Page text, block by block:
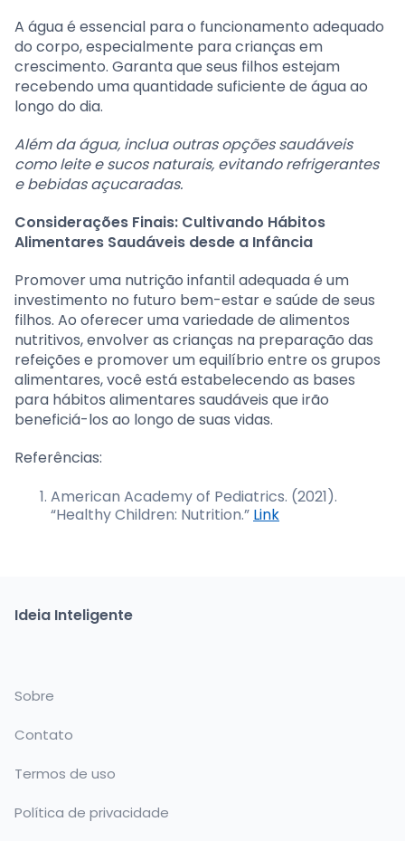
A água é essencial para o funcionamento adequado
do corpo, especialmente para crianças em
crescimento. Garanta que seus filhos estejam
recebendo uma quantidade suficiente de água ao
longo do dia.
Além da água, inclua outras opções saudáveis
como leite e sucos naturais, evitando refrigerantes
e bebidas açucaradas.
Considerações Finais: Cultivando Hábitos
Alimentares Saudáveis desde a Infância
Promover uma nutrição infantil adequada é um
investimento no futuro bem-estar e saúde de seus
filhos. Ao oferecer uma variedade de alimentos
nutritivos, envolver as crianças na preparação das
refeições e promover um equilíbrio entre os grupos
alimentares, você está estabelecendo as bases
para hábitos alimentares saudáveis que irão
beneficiá-los ao longo de suas vidas.
Referências:
American Academy of Pediatrics. (2021).
“Healthy Children: Nutrition.” Link
Ideia Inteligente
Sobre
Contato
Termos de uso
Política de privacidade